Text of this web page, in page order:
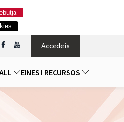
Accedeix
EINES I RECURSOS